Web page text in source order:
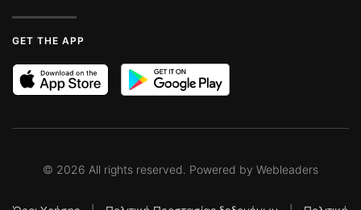
GET THE APP
© 2026 All rights reserved. Powered by Webleaders